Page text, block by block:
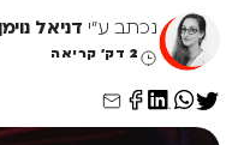
נכתב ע"י דניאל נוימן
2 דק' קריאה